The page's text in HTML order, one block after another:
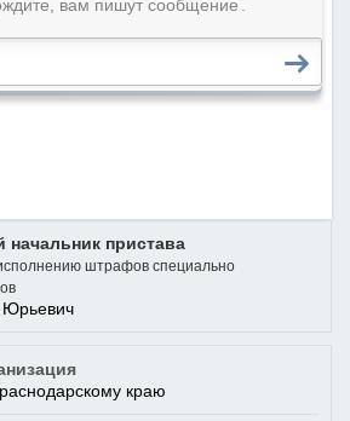
начальник пристава
штрафов специально
Юрьевич
краю